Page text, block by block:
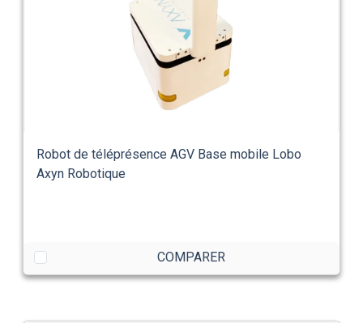
Robot de téléprésence AGV Base mobile Lobo
Axyn Robotique
COMPARER